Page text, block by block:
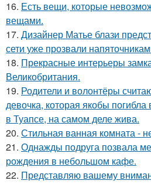
16. Есть вещи, которые
вещами.
17. Дизайнер Матье блази
сети уже прозвали
18. Прекрасные интерьеры
Великобритания.
19. Родители и волонтёры
девочка, которая якобы
в Туапсе, на самом деле жива.
20. Стильная ванная комната -
21. Однажды подруга позвала
рождения в небольшом кафе.
22. Представляю вашему